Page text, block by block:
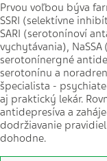
Prvou voľbou býva
SSRI (selektívne
SARI (serotonínoví
vychytávania),
serotonínergné
serotonínu a
špecialista -
aj praktický lekár.
antidepresíva a
dodržiavanie
dohodne.